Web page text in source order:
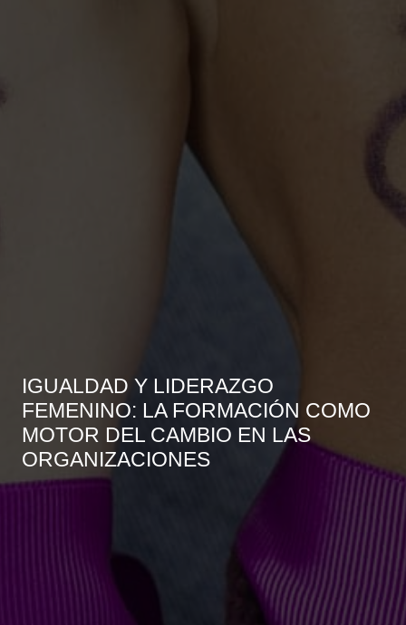
IGUALDAD Y LIDERAZGO
FEMENINO: LA FORMACIÓN COMO
MOTOR DEL CAMBIO EN LAS
ORGANIZACIONES